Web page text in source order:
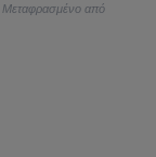
Μεταφρασμένο από